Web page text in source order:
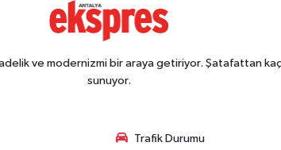
ve modernizmi bir araya getiriyor. Şatafattan
sunuyor.
Trafik Durumu